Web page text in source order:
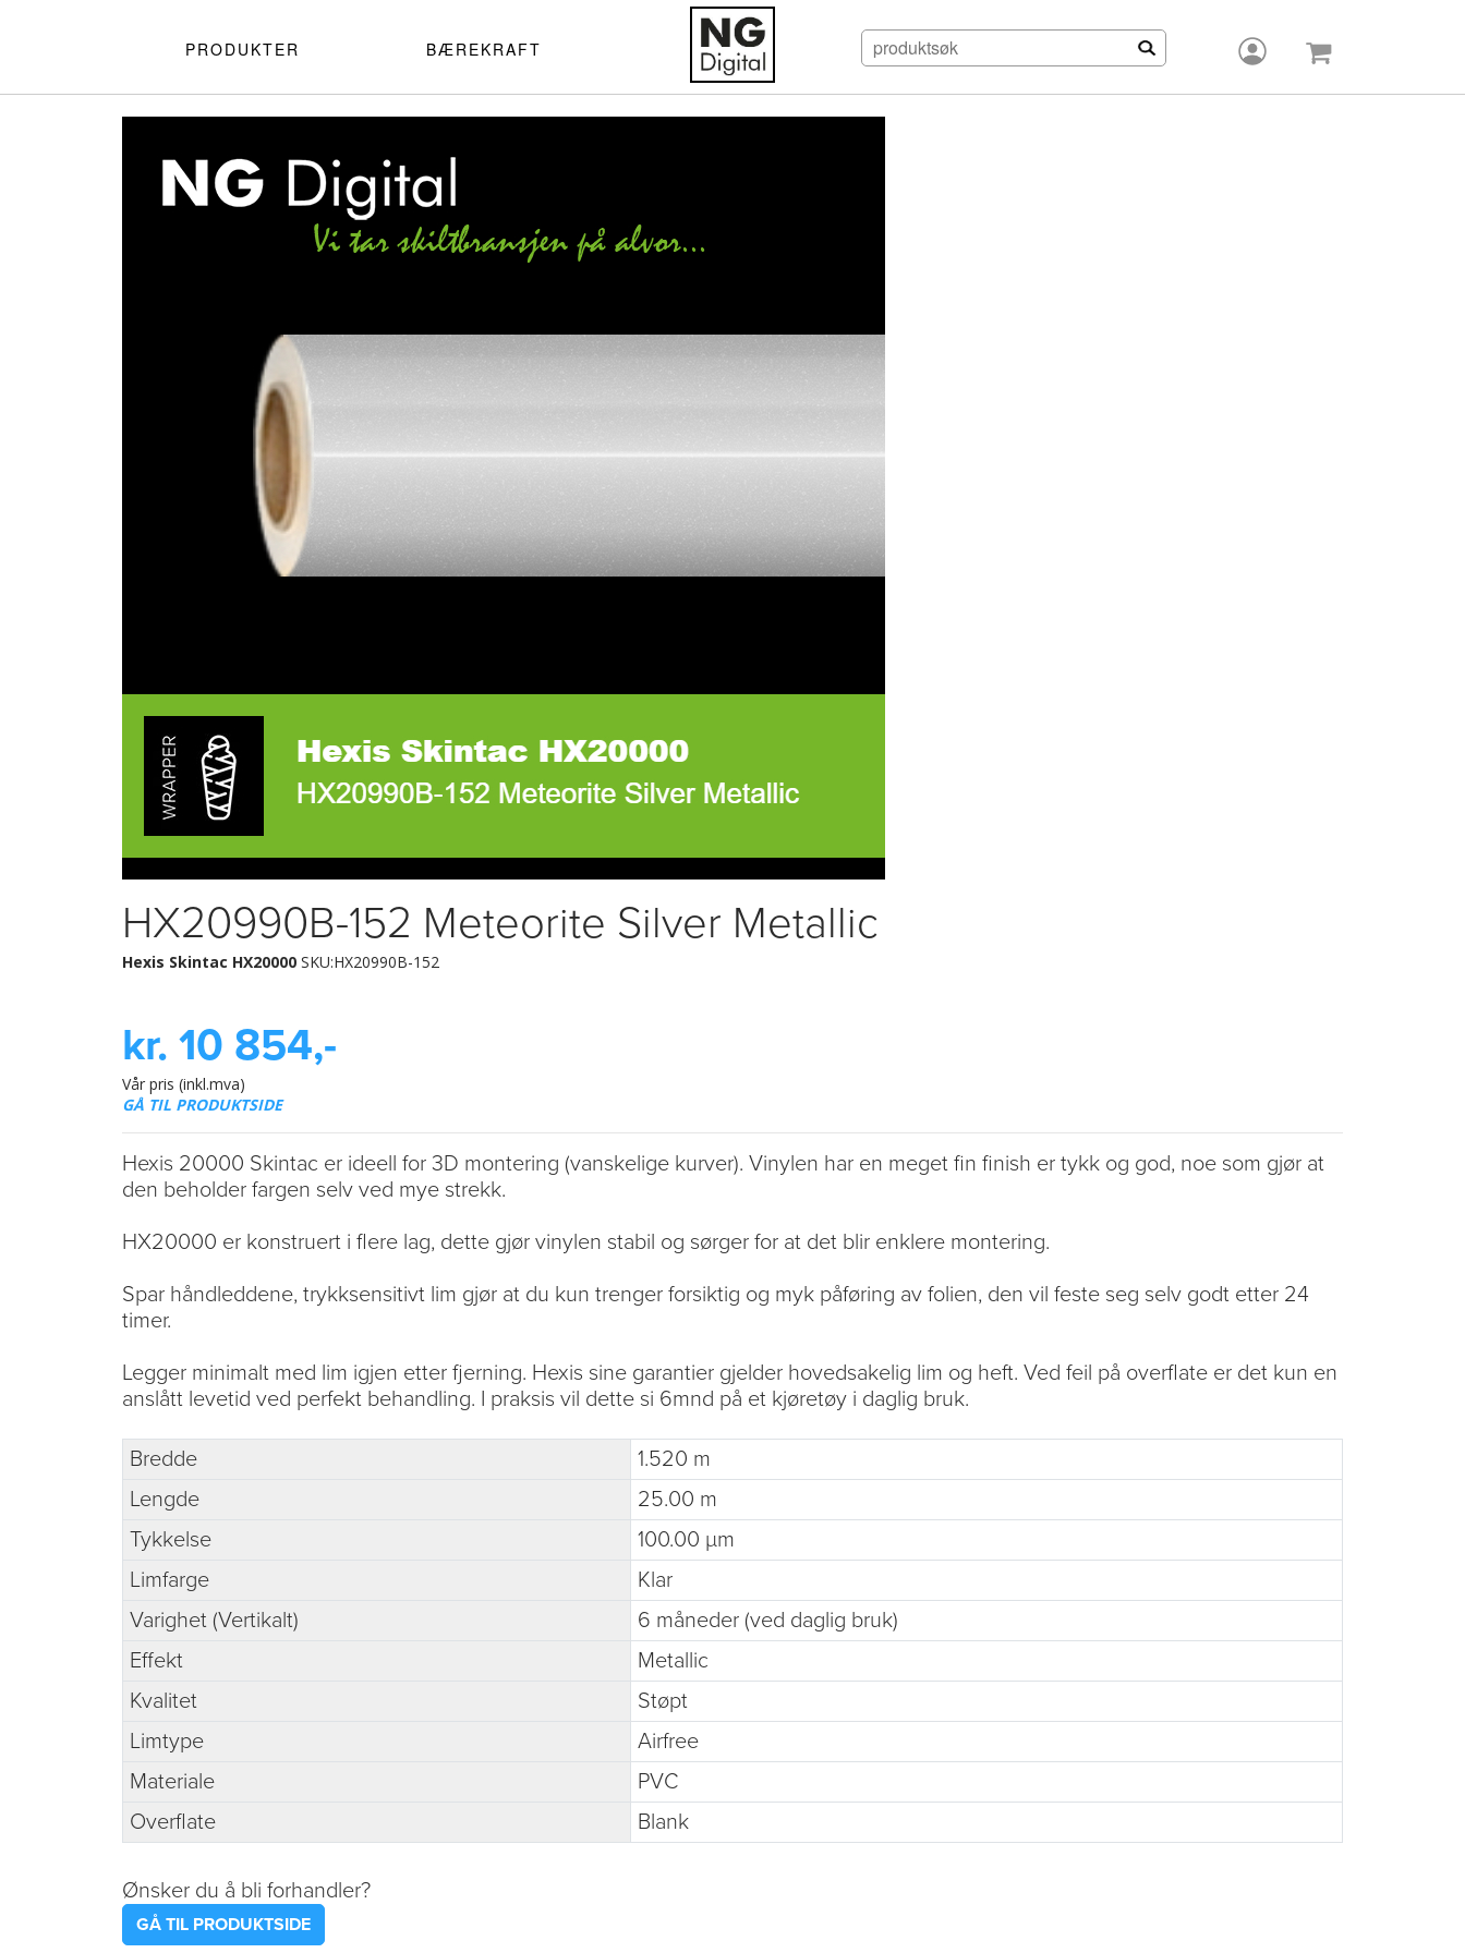
PRODUKTER BÆREKRAFT
HX20990B-152 Meteorite Silver Metallic
Hexis Skintac HX20000 SKU:HX20990B-152
kr. 10 854,-
Vår pris (inkl.mva)
GÅ TIL PRODUKTSIDE
Hexis 20000 Skintac er ideell for 3D montering (vanskelige kurver). Vinylen har en meget fin finish er tykk og god, noe som gjør at
den beholder fargen selv ved mye strekk.
HX20000 er konstruert i flere lag, dette gjør vinylen stabil og sørger for at det blir enklere montering.
Spar håndleddene, trykksensitivt lim gjør at du kun trenger forsiktig og myk påføring av folien, den vil feste seg selv godt etter 24
timer.
Legger minimalt med lim igjen etter fjerning. Hexis sine garantier gjelder hovedsakelig lim og heft. Ved feil på overflate er det kun en
anslått levetid ved perfekt behandling. I praksis vil dette si 6mnd på et kjøretøy i daglig bruk.
Bredde
1.520 m
Lengde
25.00 m
Tykkelse
100.00 µm
Limfarge
Klar
Varighet (Vertikalt)
6 måneder (ved daglig bruk)
Effekt
Metallic
Kvalitet
Støpt
Limtype
Airfree
Materiale
PVC
Overflate
Blank
Ønsker du å bli forhandler?
GÅ TIL PRODUKTSIDE